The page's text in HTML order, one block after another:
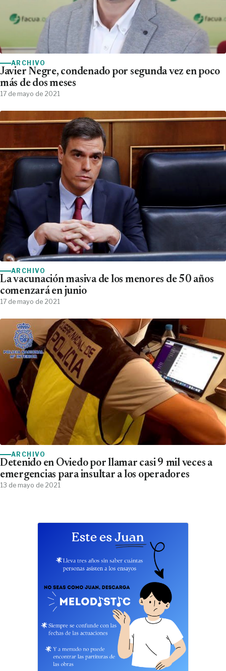
ARCHIVO
Javier Negre, condenado por segunda vez en poco
más de dos meses
17 de mayo de 2021
ARCHIVO
La vacunación masiva de los menores de 50 años
comenzará en junio
17 de mayo de 2021
ARCHIVO
Detenido en Oviedo por llamar casi 9 mil veces a
emergencias para insultar a los operadores
13 de mayo de 2021